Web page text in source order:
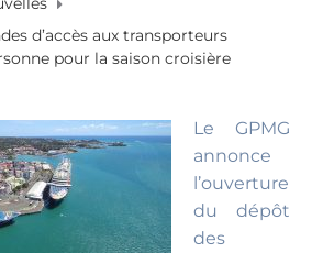
d’accès aux transporteurs
pour la saison croisière
Le GPMG
annonce
l’ouverture
du dépôt
des